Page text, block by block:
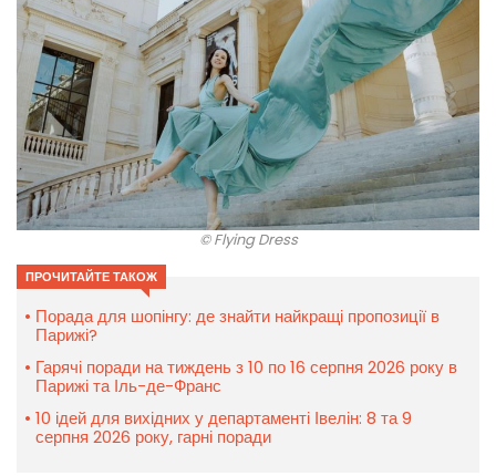
© Flying Dress
ПРОЧИТАЙТЕ ТАКОЖ
Порада для шопінгу: де знайти найкращі пропозиції в
Парижі?
Гарячі поради на тиждень з 10 по 16 серпня 2026 року в
Парижі та Іль-де-Франс
10 ідей для вихідних у департаменті Івелін: 8 та 9
серпня 2026 року, гарні поради